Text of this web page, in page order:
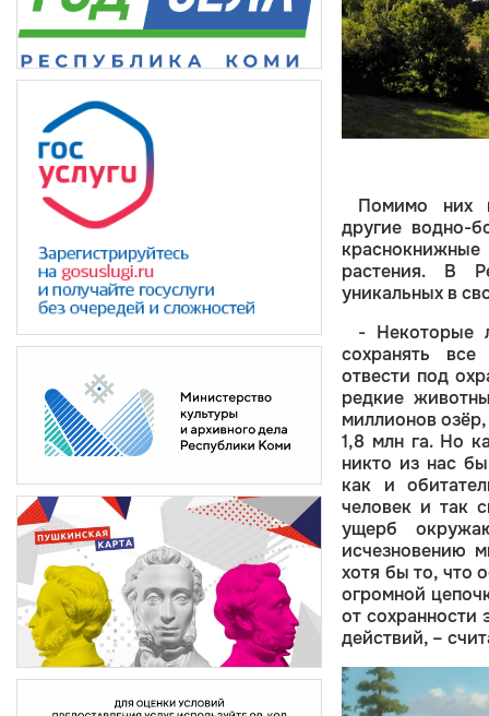
Вкусно, полезно, безопасно: Как
поддержать самого себя
Как не срываться на родных?
День птиц
Как открывали Арктику
безопасность
«Кывзам мойд»: коми народная
сказка «Кот и петух»
НЭБ.Дети – коллекция
оцифрованных материалов для
День российской науки:
нескучная биология
Неделя безопасного Рунета в
Маршаковке
Арктика: в стране снега и льда
Братья наши меньшие: кого
можно встретить в городе?
День заповедников и
национальных парков
Помимо них
другие водно-
растения. В
уникальных в
- Некоторые
сохранять
отвести под
редкие
миллионов
1,8 млн га. Но
никто из нас
как и
человек и так
ущерб
исчезновению
хотя бы то, что
огромной
от сохранности
действий, –